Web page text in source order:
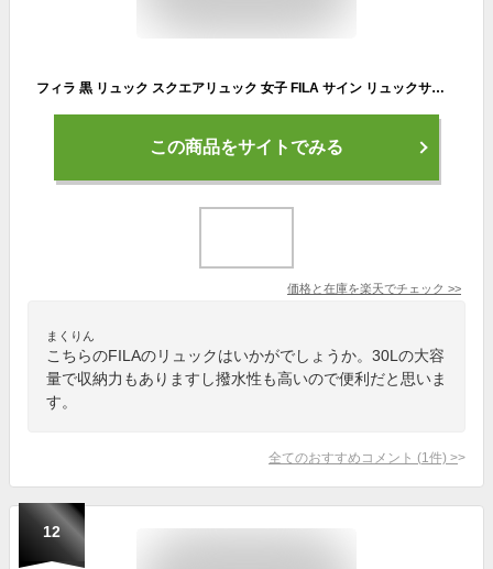
フィラ 黒 リュック スクエアリュック 女子 FILA サイン リュックサック バックパック デイパック 30L B4 A4 メンズ レディース 男女兼用 ジュニア 学生 高校生 中学生 タウン 通勤 通学 スポーツ 部活 旅行 撥水 PC収納 軽量 おしゃれ カジュアル ブランド 人気 7762
この商品をサイトでみる
価格と在庫を楽天でチェック >>
まくりん
こちらのFILAのリュックはいかがでしょうか。30Lの大容
量で収納力もありますし撥水性も高いので便利だと思いま
す。
全てのおすすめコメント (1 件) >
12